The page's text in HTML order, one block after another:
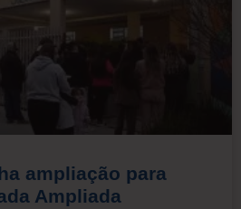
ampliação para
Ampliada